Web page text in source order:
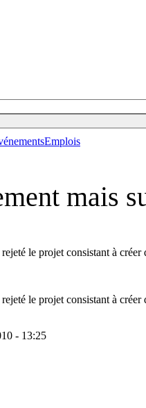
Emplois
mais
le projet consistant à
le projet consistant à
- 13:25